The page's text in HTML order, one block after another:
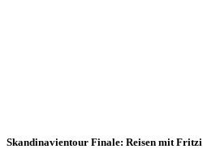
Skandinavientour Finale: Reisen mit Fritzi